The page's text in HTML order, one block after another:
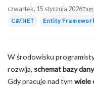
czwartek, 15 stycznia 2026Tagi:
C#/.NET Entity
W środowisku
rozwija, schemat bazy
Gdy pracuje nad tym wiele